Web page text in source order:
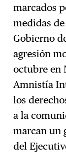
marcados
medidas
Gobierno
agresión
octubre en
Amnistía
los
a la
marcan un
del